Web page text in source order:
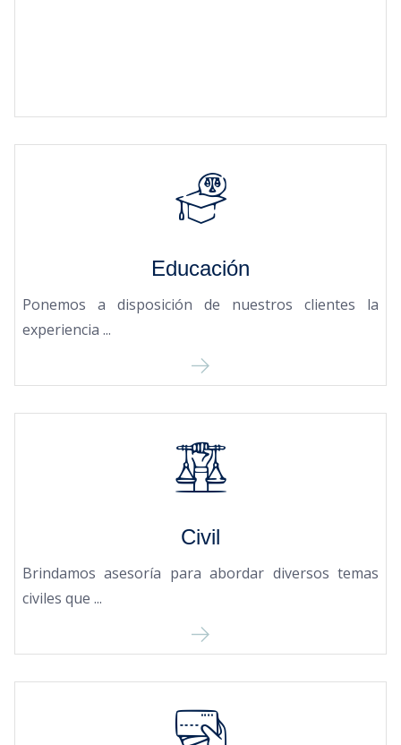
Educación
Ponemos a disposición de nuestros clientes la
experiencia ...
Civil
Brindamos asesoría para abordar diversos temas
civiles que ...